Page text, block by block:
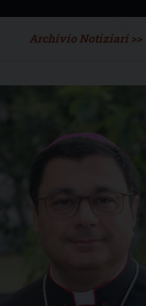
Archivio Notiziari >>